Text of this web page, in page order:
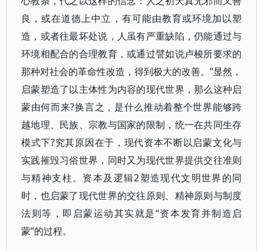
良，或在道德上中立，有可能由教育或环境加以塑
造，或者往最坏处说，人虽有严重缺陷，仍能通过与
环境相配合的合理教育，或通过譬如说卢梭所要求的
那种对社会的革命性改造，得到极大的改善。”显然，
启蒙塑造了以主体性为内容的现代世界，那么这种启
蒙由何而来?换言之，是什么推动着整个世界能够跨
越地理、民族、宗教与国家的限制，统一在共同生存
模式下?究其原因在于，现代资本不断以启蒙文化与
实践摧毁习俗世界，同时又为现代世界提供交往准则
与精神支柱。资本及逻辑2塑造现代文明世界的同
时，也启蒙了现代世界的交往原则、精神原则与制度
法则等，即启蒙运动其实就是“资本发育并制造启
蒙”的过程。